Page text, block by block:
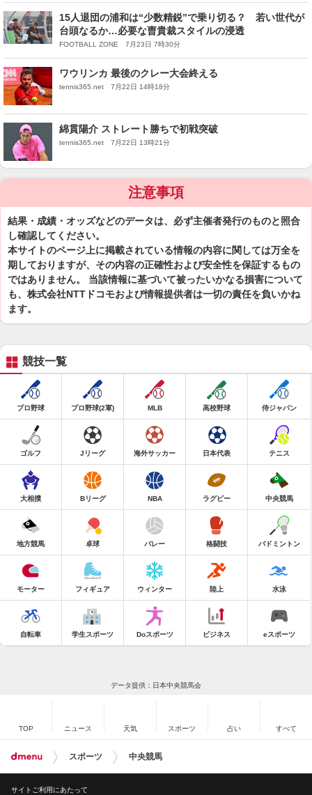
15人退団の浦和は“少数精鋭”で乗り切る？ 若い世代が
台頭なるか…必要な曺貴裁スタイルの浸透
FOOTBALL ZONE 7月23日 7時30分
ワウリンカ 最後のクレー大会終える
tennis365.net 7月22日 14時18分
綿貫陽介 ストレート勝ちで初戦突破
tennis365.net 7月22日 13時21分
注意事項
結果・成績・オッズなどのデータは、必ず主催者発行のものと照合
し確認してください。
本サイトのページ上に掲載されている情報の内容に関しては万全を
期しておりますが、その内容の正確性および安全性を保証するもの
ではありません。 当該情報に基づいて被ったいかなる損害について
も、株式会社NTTドコモおよび情報提供者は一切の責任を負いかね
ます。
競技一覧
プロ野球 プロ野球(2軍) MLB 高校野球 侍ジャパン
ゴルフ Jリーグ 海外サッカー 日本代表 テニス
大相撲 Bリーグ NBA ラグビー 中央競馬
地方競馬 卓球 バレー 格闘技 バドミントン
モーター フィギュア ウィンター 陸上 水泳
自転車 学生スポーツ Doスポーツ ビジネス eスポーツ
データ提供：日本中央競馬会
TOP ニュース 天気 スポーツ 占い すべて
スポーツ 中央競馬
サイトご利用にあたって